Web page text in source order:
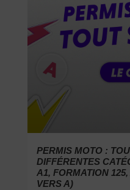
PERMIS MOTO :
DIFFÉRENTES
A1, FORMATION
VERS A)